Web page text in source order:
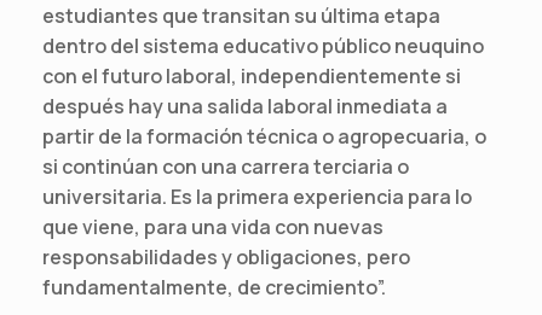
estudiantes que transitan su última etapa
dentro del sistema educativo público neuquino
con el futuro laboral, independientemente si
después hay una salida laboral inmediata a
partir de la formación técnica o agropecuaria, o
si continúan con una carrera terciaria o
universitaria. Es la primera experiencia para lo
que viene, para una vida con nuevas
responsabilidades y obligaciones, pero
fundamentalmente, de crecimiento”.